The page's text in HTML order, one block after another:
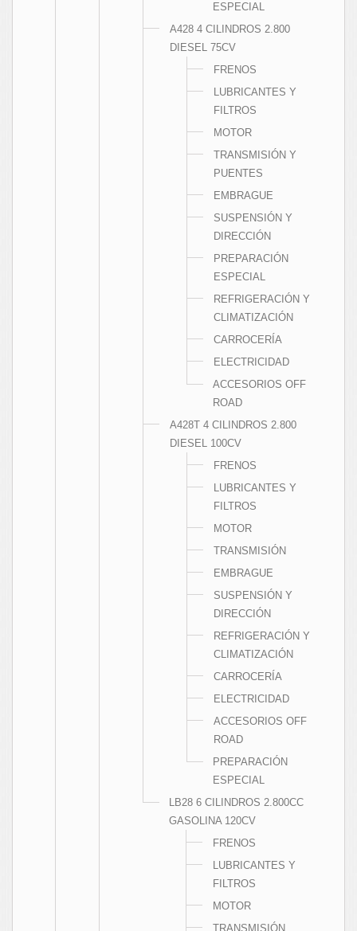
ESPECIAL
A428 4 CILINDROS 2.800
DIESEL 75CV
FRENOS
LUBRICANTES Y
FILTROS
MOTOR
TRANSMISIÓN Y
PUENTES
EMBRAGUE
SUSPENSIÓN Y
DIRECCIÓN
PREPARACIÓN
ESPECIAL
REFRIGERACIÓN Y
CLIMATIZACIÓN
CARROCERÍA
ELECTRICIDAD
ACCESORIOS OFF
ROAD
A428T 4 CILINDROS 2.800
DIESEL 100CV
FRENOS
LUBRICANTES Y
FILTROS
MOTOR
TRANSMISIÓN
EMBRAGUE
SUSPENSIÓN Y
DIRECCIÓN
REFRIGERACIÓN Y
CLIMATIZACIÓN
CARROCERÍA
ELECTRICIDAD
ACCESORIOS OFF
ROAD
PREPARACIÓN
ESPECIAL
LB28 6 CILINDROS 2.800CC
GASOLINA 120CV
FRENOS
LUBRICANTES Y
FILTROS
MOTOR
TRANSMISIÓN